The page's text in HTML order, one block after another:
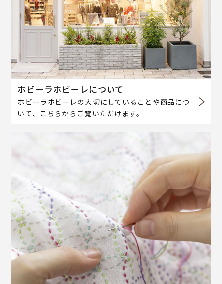
ホビーラホビーレについて
ホビーラホビーレの大切にしていることや商品につ
いて、こちらからご覧いただけます。